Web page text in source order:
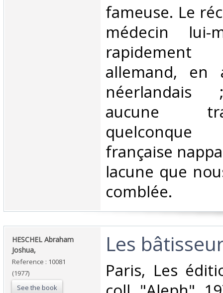
fameuse. Le
médecin
allemand, en
néerlandais
aucune
française
lacune que
comblée.‎
‎HESCHEL Abraham
Joshua,‎
Reference : 10081
(1977)
See the book
‎Les
‎Paris, Les